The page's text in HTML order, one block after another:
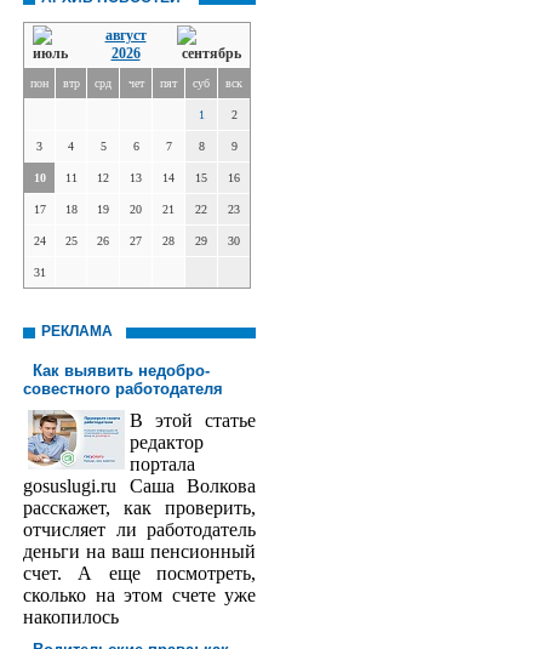
август
2026
пон втр срд чет пят суб вск
1 2
3 4 5 6 7 8 9
10 11 12 13 14 15 16
17 18 19 20 21 22 23
24 25 26 27 28 29 30
31
РЕКЛАМА
Как выявить недобро­
совестного работодателя
В этой статье
редактор
порта­ла
gosuslugi.ru Саша Волкова
расскажет, как проверить,
отчисляет ли работодатель
деньги на ваш пенсионный
счет. А еще посмотреть,
сколько на этом счете уже
накопилось